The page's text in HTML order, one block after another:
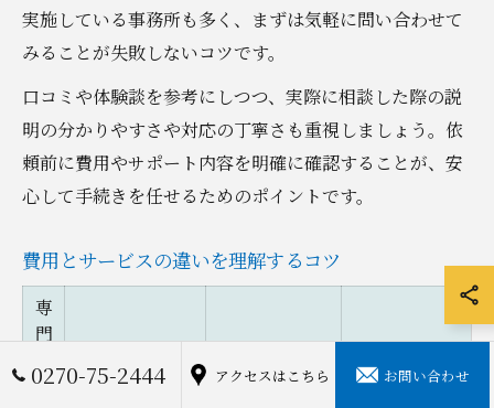
実施している事務所も多く、まずは気軽に問い合わせて
みることが失敗しないコツです。
口コミや体験談を参考にしつつ、実際に相談した際の説
明の分かりやすさや対応の丁寧さも重視しましょう。依
頼前に費用やサポート内容を明確に確認することが、安
心して手続きを任せるためのポイントです。
費用とサービスの違いを理解するコツ
専
門
の
費用の目安
範囲
追加料金の有
無
0270-75-2444 アクセスはこちら お問い合わせ